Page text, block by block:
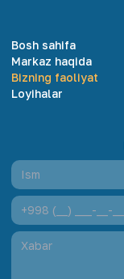
Bosh sahifa
Markaz haqida
Bizning faoliyat
Loyihalar